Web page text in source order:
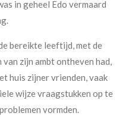
in geheel Edo vermaard
bereikte leeftijd, met de
zijn ambt ontheven had,
huis zijner vrienden, vaak
wijze vraagstukken op te
vormden.